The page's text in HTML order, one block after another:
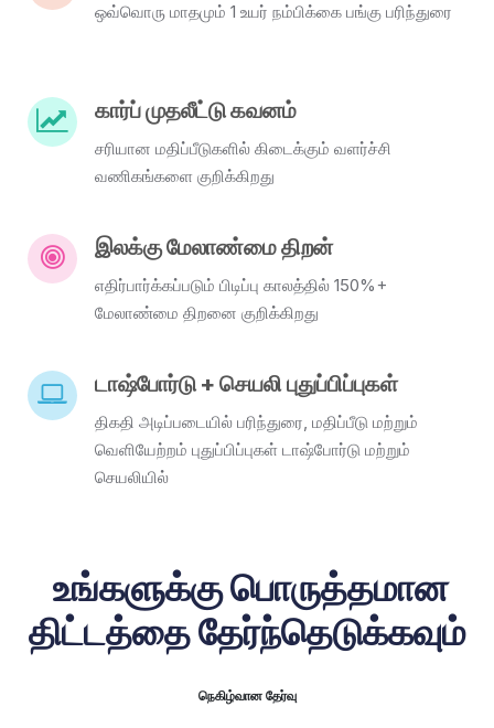
ஒவ்வொரு மாதமும் 1 உயர் நம்பிக்கை பங்கு பரிந்துரை
கார்ப் முதலீட்டு கவனம்
சரியான மதிப்பீடுகளில் கிடைக்கும் வளர்ச்சி
வணிகங்களை குறிக்கிறது
இலக்கு மேலாண்மை திறன்
எதிர்பார்க்கப்படும் பிடிப்பு காலத்தில் 150%+
மேலாண்மை திறனை குறிக்கிறது
டாஷ்போர்டு + செயலி புதுப்பிப்புகள்
திகதி அடிப்படையில் பரிந்துரை, மதிப்பீடு மற்றும்
வெளியேற்றம் புதுப்பிப்புகள் டாஷ்போர்டு மற்றும்
செயலியில்
உங்களுக்கு பொருத்தமான
திட்டத்தை தேர்ந்தெடுக்கவும்
நெகிழ்வான தேர்வு